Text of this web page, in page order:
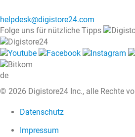
helpdesk@digistore24.com
Folge uns für nützliche Tipps
de
© 2026 Digistore24 Inc., alle Rechte
Datenschutz
Impressum